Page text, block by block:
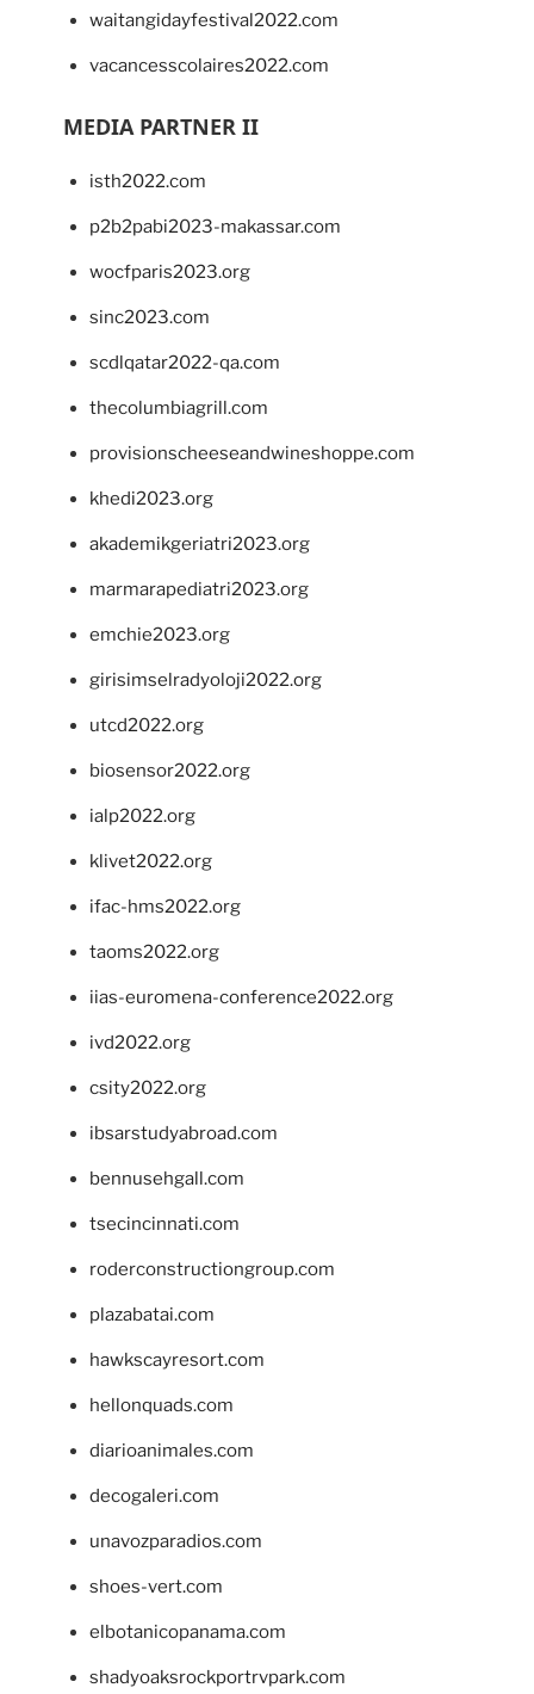
waitangidayfestival2022.com
vacancesscolaires2022.com
MEDIA PARTNER II
isth2022.com
p2b2pabi2023-makassar.com
wocfparis2023.org
sinc2023.com
scdlqatar2022-qa.com
thecolumbiagrill.com
provisionscheeseandwineshoppe.com
khedi2023.org
akademikgeriatri2023.org
marmarapediatri2023.org
emchie2023.org
girisimselradyoloji2022.org
utcd2022.org
biosensor2022.org
ialp2022.org
klivet2022.org
ifac-hms2022.org
taoms2022.org
iias-euromena-conference2022.org
ivd2022.org
csity2022.org
ibsarstudyabroad.com
bennusehgall.com
tsecincinnati.com
roderconstructiongroup.com
plazabatai.com
hawkscayresort.com
hellonquads.com
diarioanimales.com
decogaleri.com
unavozparadios.com
shoes-vert.com
elbotanicopanama.com
shadyoaksrockportrvpark.com